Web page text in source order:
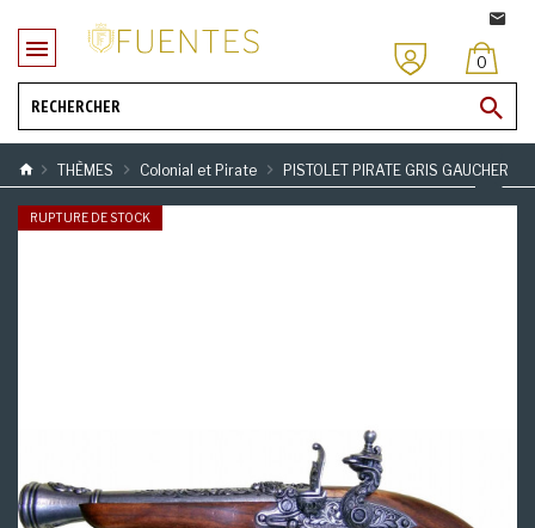
0
THÈMES Colonial et Pirate PISTOLET PIRATE GRIS GAUCHER
RUPTURE DE STOCK